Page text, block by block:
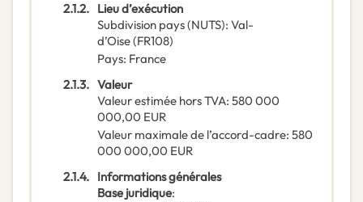
2.1.2. Lieu d’exécution
Subdivision pays (NUTS): Val-
d’Oise(FR108)
Pays: France
2.1.3. Valeur
Valeur estimée hors TVA: 580 000
000,00 EUR
Valeur maximale de l’accord-cadre: 580
000 000,00 EUR
2.1.4. Informations générales
Base juridique: